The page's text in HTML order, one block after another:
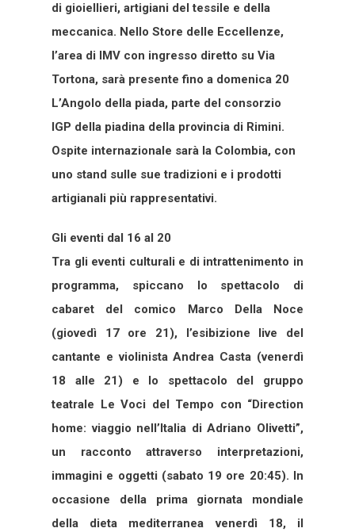
di gioiellieri, artigiani del tessile e della
meccanica. Nello Store delle Eccellenze,
l’area di IMV con ingresso diretto su Via
Tortona, sarà presente fino a domenica 20
L’Angolo della piada, parte del consorzio
IGP della piadina della provincia di Rimini.
Ospite internazionale sarà la Colombia, con
uno stand sulle sue tradizioni e i prodotti
artigianali più rappresentativi.
Gli eventi dal 16 al 20
Tra gli eventi culturali e di intrattenimento in
programma, spiccano lo spettacolo di
cabaret del comico Marco Della Noce
(giovedì 17 ore 21), l’esibizione live del
cantante e violinista Andrea Casta (venerdì
18 alle 21) e lo spettacolo del gruppo
teatrale Le Voci del Tempo con “Direction
home: viaggio nell’Italia di Adriano Olivetti”,
un racconto attraverso interpretazioni,
immagini e oggetti (sabato 19 ore 20:45). In
occasione della prima giornata mondiale
della dieta mediterranea venerdì 18, il